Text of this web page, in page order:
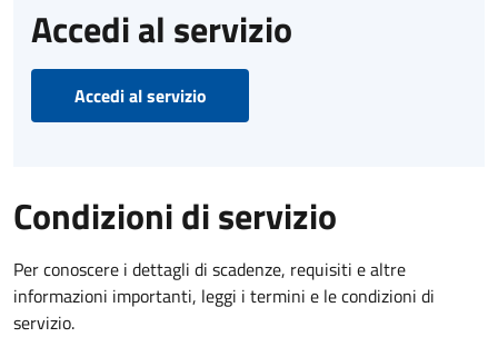
Accedi al servizio
Accedi al servizio
Condizioni di servizio
Per conoscere i dettagli di scadenze, requisiti e altre
informazioni importanti, leggi i termini e le condizioni di
servizio.